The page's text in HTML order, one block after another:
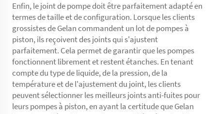
Enfin, le joint de pompe doit être parfaitement adapté en
termes de taille et de configuration. Lorsque les clients
grossistes de Gelan commandent un lot de pompes à
piston, ils reçoivent des joints qui s'ajustent
parfaitement. Cela permet de garantir que les pompes
fonctionnent librement et restent étanches. En tenant
compte du type de liquide, de la pression, de la
température et de l'ajustement du joint, les clients
peuvent sélectionner les meilleurs joints anti-fuites pour
leurs pompes à piston, en ayant la certitude que Gelan